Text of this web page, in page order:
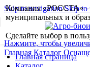
Skip to navigationSkip to
Компания «РОССТА» –
муниципальных и
Сделайте выбор в
Главная страница
Нажмите, чтобы
Главная Каталог